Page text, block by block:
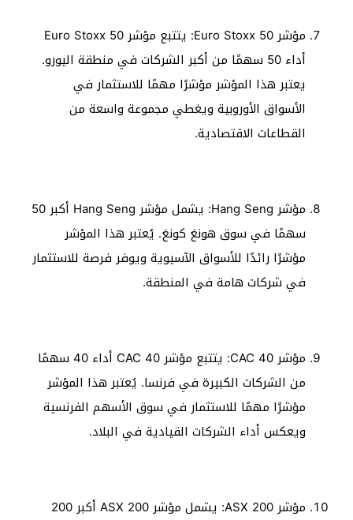
مؤشر Euro Stoxx 50: يتتبع مؤشر Euro Stoxx 50
أداء 50 سهمًا من أكبر الشركات في منطقة اليورو.
يعتبر هذا المؤشر مؤشرًا مهمًا للاستثمار في
الأسواق الأوروبية ويغطي مجموعة واسعة من
القطاعات الاقتصادية.
مؤشر Hang Seng: يشمل مؤشر Hang Seng أكبر 50
سهمًا في سوق هونغ كونغ. يُعتبر هذا المؤشر
مؤشرًا رائدًا للأسواق الآسيوية ويوفر فرصة للاستثمار
في شركات هامة في المنطقة.
مؤشر CAC 40: يتتبع مؤشر CAC 40 أداء 40 سهمًا
من الشركات الكبيرة في فرنسا. يُعتبر هذا المؤشر
مؤشرًا مهمًا للاستثمار في سوق الأسهم الفرنسية
ويعكس أداء الشركات القيادية في البلاد.
مؤشر ASX 200: يشمل مؤشر ASX 200 أكبر 200